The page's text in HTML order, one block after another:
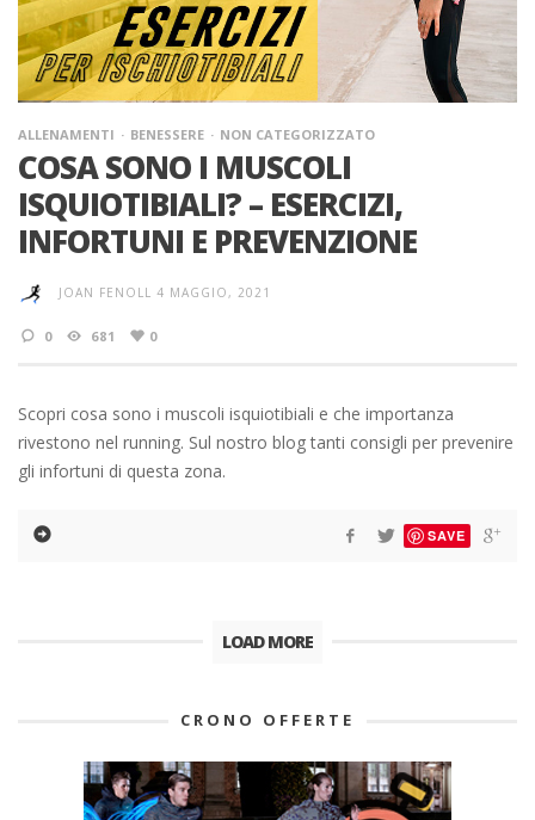
ALLENAMENTI BENESSERE NON CATEGORIZZATO
COSA SONO I MUSCOLI
ISQUIOTIBIALI? – ESERCIZI,
INFORTUNI E PREVENZIONE
JOAN FENOLL 4 MAGGIO, 2021
0 681 0
Scopri cosa sono i muscoli isquiotibiali e che importanza
rivestono nel running. Sul nostro blog tanti consigli per prevenire
gli infortuni di questa zona.
SAVE
LOAD MORE
CRONO OFFERTE